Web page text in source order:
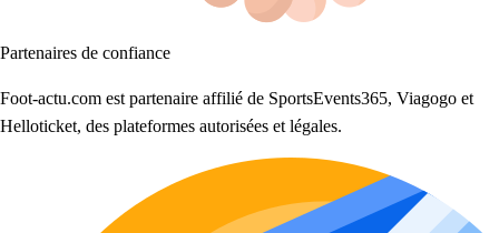
Partenaires de confiance
Foot-actu.com est partenaire affilié de SportsEvents365, Viagogo et
Helloticket, des plateformes autorisées et légales.